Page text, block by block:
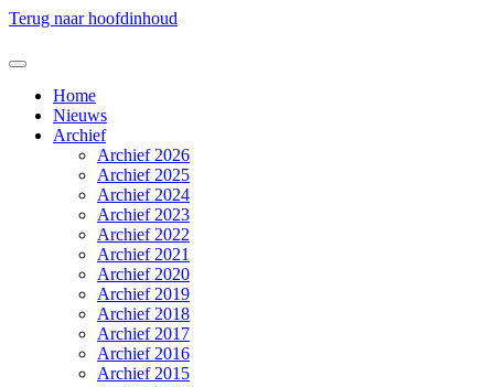
Terug naar hoofdinhoud
Home
Nieuws
Archief
Archief 2026
Archief 2025
Archief 2024
Archief 2023
Archief 2022
Archief 2021
Archief 2020
Archief 2019
Archief 2018
Archief 2017
Archief 2016
Archief 2015